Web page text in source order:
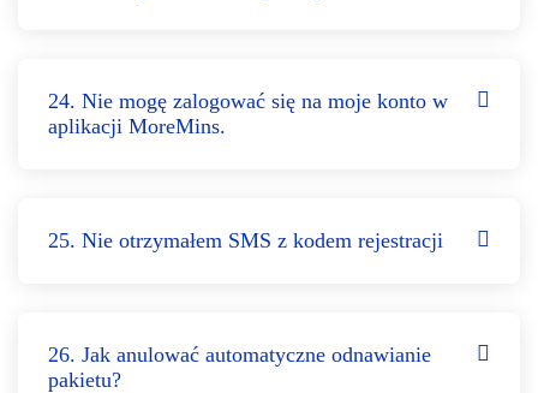
24. Nie mogę zalogować się na moje konto w
aplikacji MoreMins.
25. Nie otrzymałem SMS z kodem rejestracji
26. Jak anulować automatyczne odnawianie
pakietu?